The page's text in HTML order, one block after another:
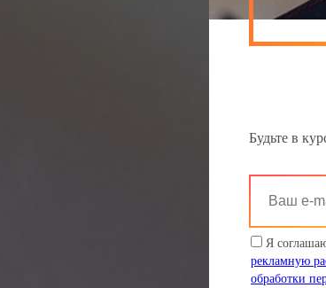
Будьте в
*
Я
рекламную
обработки